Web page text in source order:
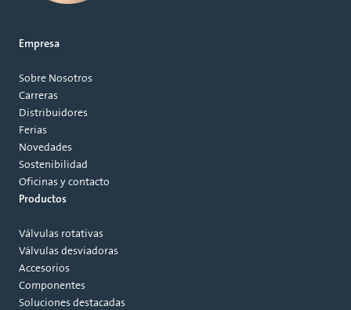
Empresa
Sobre Nosotros
Carreras
Distribuidores
Ferias
Novedades
Sostenibilidad
Oficinas y contacto
Productos
Válvulas rotativas
Válvulas desviadoras
Accesorios
Componentes
Soluciones destacadas